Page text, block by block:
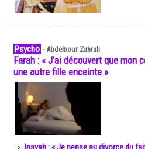
Psycho -Abdelnour Zahrali
Farah : « J’ai découvert que mon
une autre fille enceinte »